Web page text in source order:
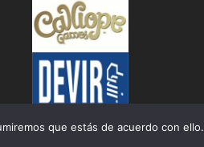
que estás de acuerdo con ello.